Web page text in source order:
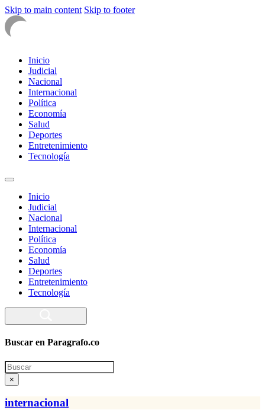
Skip to main content Skip to footer
Inicio
Judicial
Nacional
Internacional
Política
Economía
Salud
Deportes
Entretenimiento
Tecnología
Inicio
Judicial
Nacional
Internacional
Política
Economía
Salud
Deportes
Entretenimiento
Tecnología
Buscar en Paragrafo.co
Search
×
internacional